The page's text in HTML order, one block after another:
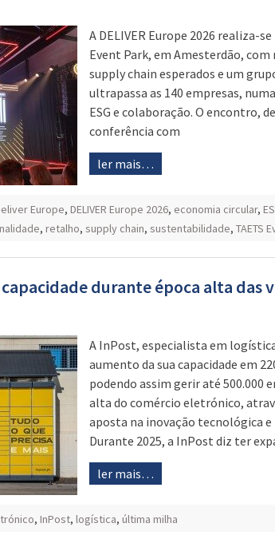
A DELIVER Europe 2026 realiza-
Event Park, em Amesterdão,
supply chain esperados e um
ultrapassa as 140 empresas,
ESG e colaboração. O encontro,
conferência com
ler mais…
Europe, DELIVER Europe 2026, economia circular,
, retalho, supply chain, sustentabilidade, TAETS
durante época alta das
A InPost, especialista em
aumento da sua capacidade em
podendo assim gerir até 500.000
alta do comércio eletrónico,
aposta na inovação tecnológica
Durante 2025, a InPost diz ter
ler mais…
, InPost, logística, última milha